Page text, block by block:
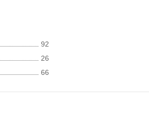
92
26
66